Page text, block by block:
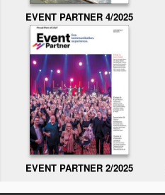
EVENT PARTNER 4/2025
EVENT PARTNER 2/2025